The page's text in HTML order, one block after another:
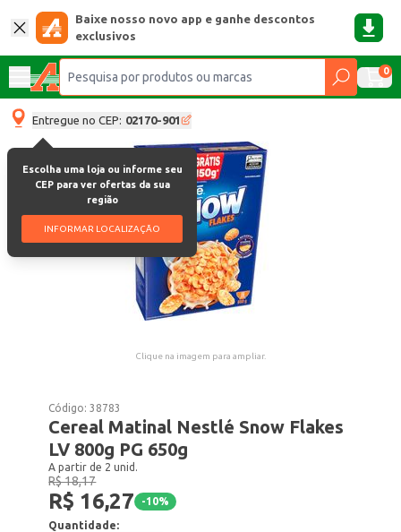
Baixe nosso novo app e ganhe descontos
exclusivos
0
Entregue no CEP: 02170-901
Escolha uma loja ou informe seu
CEP para ver ofertas da sua
região
INFORMAR LOCALIZAÇÃO
Clique na imagem para ampliar.
Código:38783
Cereal Matinal Nestlé Snow Flakes
LV 800g PG 650g
A partir de 2 unid.
R$ 18,17
R$ 16,27 -10%
Quantidade: